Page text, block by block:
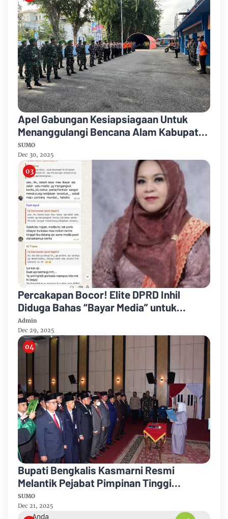
Apel Gabungan Kesiapsiagaan Untuk
Menanggulangi Bencana Alam Kabupaten
Bengkalis
SUMO
Dec 30, 2025
Percakapan Bocor! Elite DPRD Inhil
Diduga Bahas “Bayar Media” untuk
Dukung Kebijakan
Admin
Dec 29, 2025
Bupati Bengkalis Kasmarni Resmi
Melantik Pejabat Pimpinan Tinggi
Pratama
SUMO
Dec 21, 2025